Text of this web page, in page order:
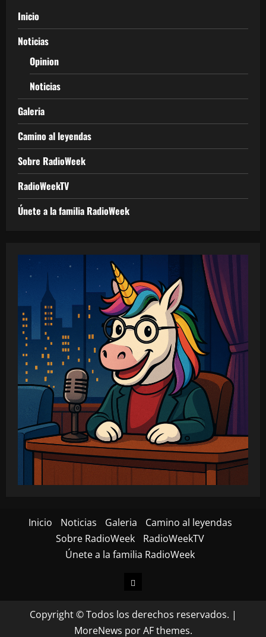
Inicio
Noticias
Opinion
Noticias
Galeria
Camino al leyendas
Sobre RadioWeek
RadioWeekTV
Únete a la familia RadioWeek
Inicio Noticias Galeria
Camino al leyendas
Sobre RadioWeek
RadioWeekTV
Únete a la familia RadioWeek
Inicio
Copyright © Todos los derechos reservados. |
MoreNews por AF themes.